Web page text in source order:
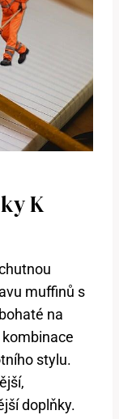
K
muffinů s
na
stylu.
doplňky.